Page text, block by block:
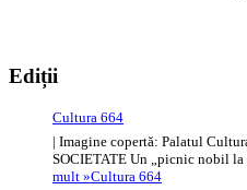
Ediții
Cultura 664
| Imagine copertă: Palatul
SOCIETATE Un „picnic nobil
mult »Cultura 664